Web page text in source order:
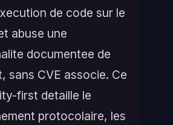
de code sur le
abuse une
documentee de
sans CVE associe. Ce
first detaille le
protocolaire, les